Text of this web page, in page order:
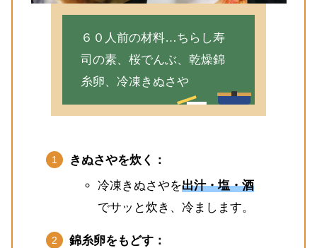
６０人前の材料…ちらし寿
司の素、桜でんぶ、乾燥錦
糸卵、冷凍きぬさや
きぬさやを炊く：
冷凍きぬさやを出汁・塩・酒
でサッと炊き、冷まします。
錦糸卵をもどす：